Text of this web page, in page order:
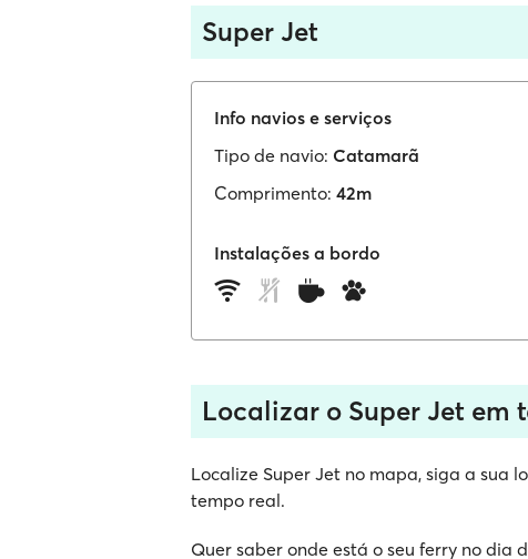
Super Jet
Info navios e serviços
Tipo de navio: Catamarã
Comprimento: 42m
Instalações a bordo
Localizar o Super Jet em
Localize Super Jet no mapa, siga a sua
tempo real.
Quer saber onde está o seu ferry no dia